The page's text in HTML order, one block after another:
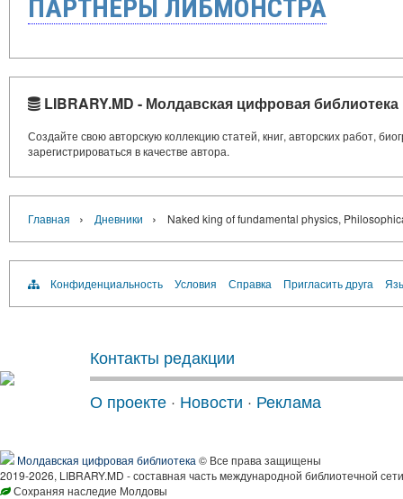
ПАРТНЁРЫ ЛИБМОНСТРА
LIBRARY.MD - Молдавская цифровая библиотека
Создайте свою авторскую коллекцию статей, книг, авторских работ,
зарегистрироваться в качестве автора.
Главная › Дневники › Naked king of fundamental physics,
Конфиденциальность Условия Справка Пригласить друга
Контакты редакции
О проекте · Новости · Реклама
Молдавская цифровая библиотека © Все права защищены
2019-2026, LIBRARY.MD - составная часть международной библиотечной
Сохраняя наследие Молдовы